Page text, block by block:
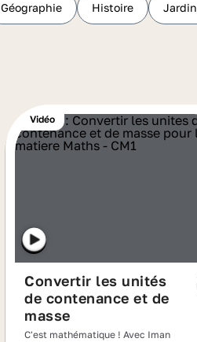
Géographie Histoire
Vidéo
Convertir les unités
de contenance et de
masse
C'est mathématique ! Avec Iman